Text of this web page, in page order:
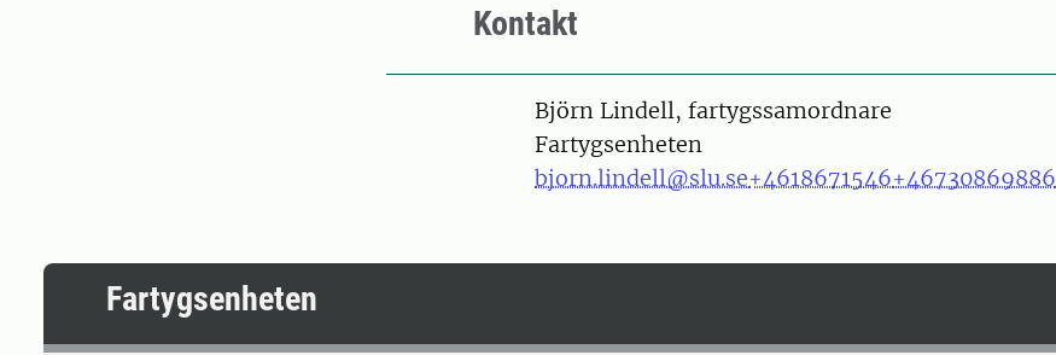
Kontakt
PersonBjörn Lindell, fartygssamordnare
Fartygsenheten
bjorn.lindell@slu.se+4618671546+46730869886
Fartygsenheten